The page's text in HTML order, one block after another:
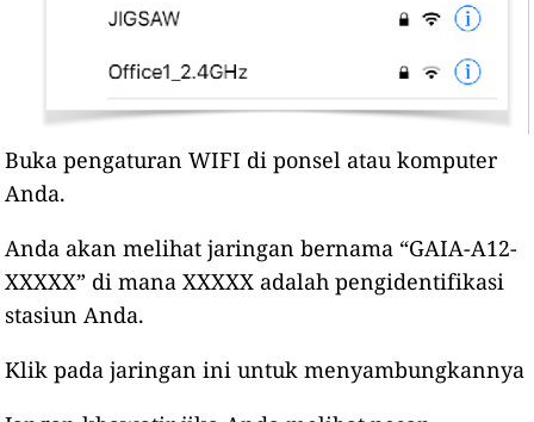
Buka pengaturan WIFI di ponsel atau komputer
Anda.
Anda akan melihat jaringan bernama “GAIA-A12-
XXXXX” di mana XXXXX adalah pengidentifikasi
stasiun Anda.
Klik pada jaringan ini untuk menyambungkannya